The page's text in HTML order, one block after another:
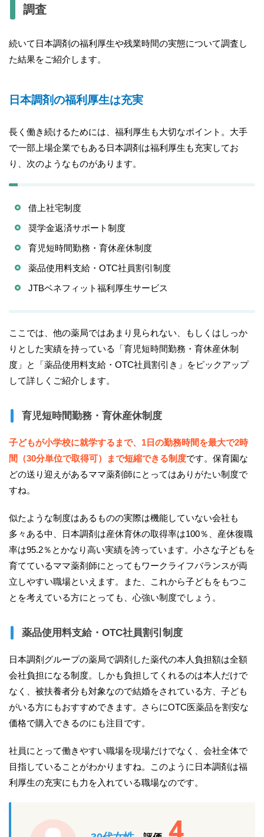
調査
続いて日本調剤の福利厚生や残業時間の実態について調査し
た結果をご紹介します。
日本調剤の福利厚生は充実
長く働き続けるためには、福利厚生も大切なポイント。大手
で一部上場企業でもある日本調剤は福利厚生も充実してお
り、次のようなものがあります。
借上社宅制度
奨学金返済サポート制度
育児短時間勤務・育休産休制度
薬品使用料支給・OTC社員割引制度
JTBベネフィット福利厚生サービス
ここでは、他の薬局ではあまり見られない、もしくはしっか
りとした実績を持っている「育児短時間勤務・育休産休制
度」と「薬品使用料支給・OTC社員割引き」をピックアップ
して詳しくご紹介します。
育児短時間勤務・育休産休制度
子どもが小学校に就学するまで、1日の勤務時間を最大で2時
間（30分単位で取得可）まで短縮できる制度です。保育園な
どの送り迎えがあるママ薬剤師にとってはありがたい制度で
すね。
似たような制度はあるものの実際は機能していない会社も
多々ある中、日本調剤は産休育休の取得率は100％、産休復職
率は95.2％とかなり高い実績を誇っています。小さな子どもを
育てているママ薬剤師にとってもワークライフバランスが両
立しやすい職場といえます。また、これから子どもをもつこ
とを考えている方にとっても、心強い制度でしょう。
薬品使用料支給・OTC社員割引制度
日本調剤グループの薬局で調剤した薬代の本人負担額は全額
会社負担になる制度。しかも負担してくれるのは本人だけで
なく、被扶養者分も対象なので結婚をされている方、子ども
がいる方にもおすすめできます。さらにOTC医薬品を割安な
価格で購入できるのにも注目です。
社員にとって働きやすい職場を現場だけでなく、会社全体で
目指していることがわかりますね。このように日本調剤は福
利厚生の充実にも力を入れている職場なのです。